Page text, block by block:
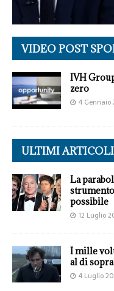
VIDEO POST
IVH
zero
4 Gennaio
ULTIMI ARTICOLI
La
possibile
12 Luglio
I mille
al di
4 Luglio